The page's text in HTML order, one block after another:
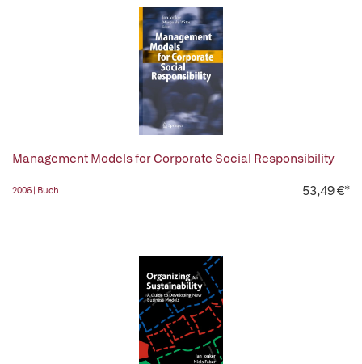
Management Models for Corporate Social Responsibility
2006 | Buch 53,49 €*